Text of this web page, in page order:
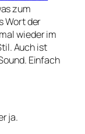
zum
Wort der
wieder im
Auch ist
Einfach
ja.